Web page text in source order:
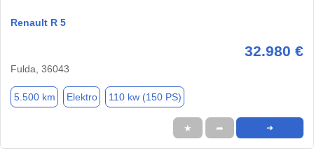
Renault R 5
32.980 €
Fulda, 36043
5.500 km Elektro 110 kw (150 PS)
★ ➦ ➜